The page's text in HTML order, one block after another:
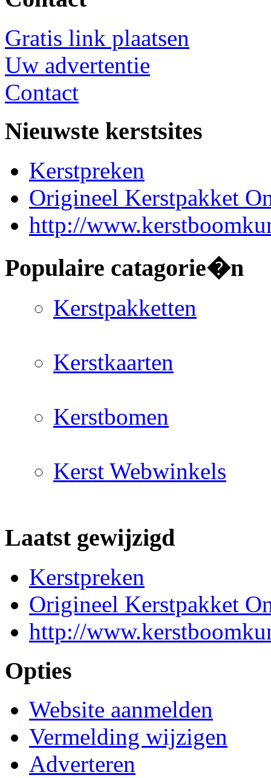
Gratis link plaatsen
Uw advertentie
Contact
Nieuwste kerstsites
Kerstpreken
Origineel Kerstpakket
http://
Populaire catagorie�n
Kerstpakketten
Kerstkaarten
Kerstbomen
Kerst Webwinkels
Laatst gewijzigd
Kerstpreken
Origineel Kerstpakket
http://
Opties
Website aanmelden
Vermelding wijzigen
Adverteren